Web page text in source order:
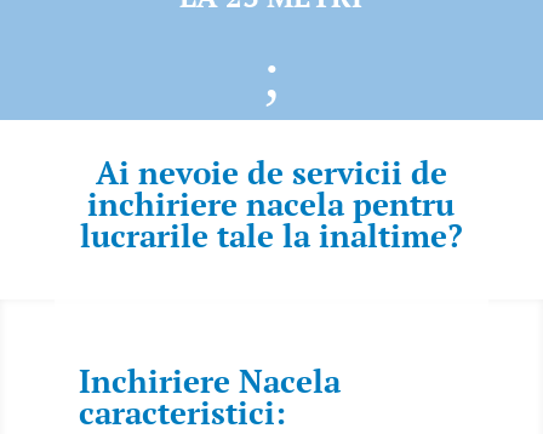
;
Ai nevoie de servicii de
inchiriere nacelapentru
lucrarile tale la inaltime?
Inchiriere Nacela
caracteristici: